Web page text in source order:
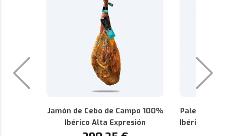
Jamón de Cebo de Campo 100%
Ibérico Alta Expresión
Paleta de
Ibérica Alta